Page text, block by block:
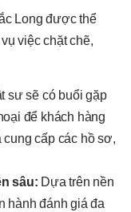
Long được thể
việc chặt chẽ,
sư sẽ có buổi gặp
để khách hàng
cung cấp các hồ sơ,
sâu: Dựa trên nền
hành đánh giá đa